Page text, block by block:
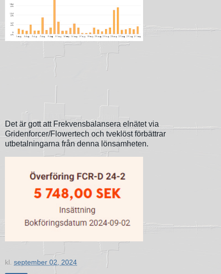
Det är gott att Frekvensbalansera elnätet via
Gridenforcer/Flowertech och tveklöst förbättrar
utbetalningarna från denna lönsamheten.
kl. september 02, 2024